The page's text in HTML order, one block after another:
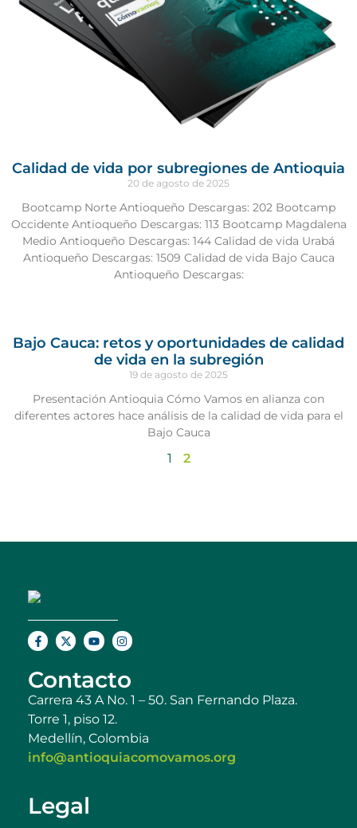
Calidad de vida por subregiones de Antioquia
20 de agosto de 2025
Bootcamp Norte Antioqueño Descargas: 202 Bootcamp
Occidente Antioqueño Descargas: 113 Bootcamp Magdalena
Medio Antioqueño Descargas: 144 Calidad de vida Urabá
Antioqueño Descargas: 1509 Calidad de vida Bajo Cauca
Antioqueño Descargas:
Bajo Cauca: retos y oportunidades de calidad
de vida en la subregión
19 de agosto de 2025
Presentación Antioquia Cómo Vamos en alianza con
diferentes actores hace análisis de la calidad de vida para el
Bajo Cauca
1 2
Contacto
Carrera 43 A No. 1 – 50. San Fernando Plaza.
Torre 1, piso 12.
Medellín, Colombia
info@antioquiacomovamos.org
Legal